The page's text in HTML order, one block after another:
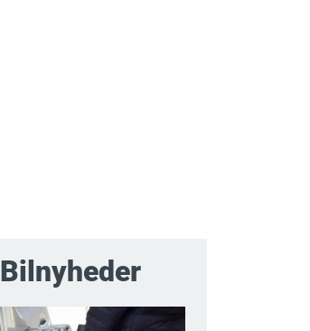
Bilnyheder